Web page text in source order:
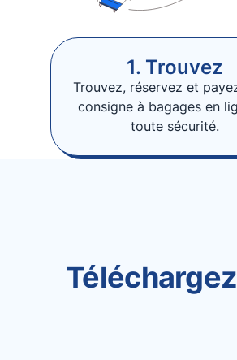
1. Trouvez
Trouvez, réservez et
consigne à bagages en
toute sécurité.